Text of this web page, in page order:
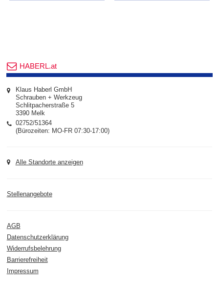
HABERL.at
Klaus Haberl GmbH
Schrauben + Werkzeug
Schlitpacherstraße 5
3390 Melk
02752/51364
(Bürozeiten: MO-FR 07:30-17:00)
Alle Standorte anzeigen
Stellenangebote
AGB
Datenschutzerklärung
Widerrufsbelehrung
Barrierefreiheit
Impressum